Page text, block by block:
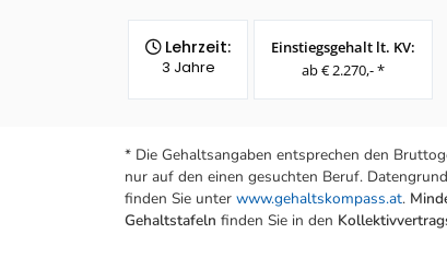
Lehrzeit:
3 Jahre
Einstiegsgehalt lt. KV:
ab € 2.270,- *
* Die Gehaltsangaben entsprechen den
nur auf den einen gesuchten Beruf.
finden Sie unter www.gehaltskompass.at.
Gehaltstafeln finden Sie in den